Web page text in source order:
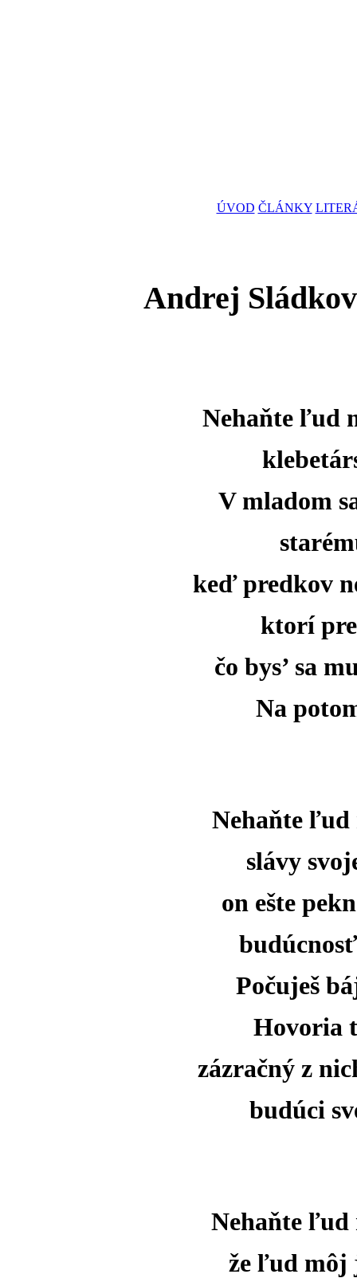
ÚVOD ČLÁNKY
Andrej
Nehaňte ľud
V mladom
keď predkov
ktorí
čo bys’ sa
Na
Nehaňte ľud
slávy
on ešte
Počuješ
Hovoria
zázračný z
budúci
Nehaňte ľud
že ľud môj